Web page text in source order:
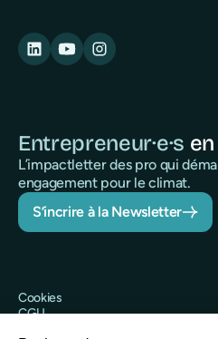
Entrepreneur·e·s
L’impactletter des pro qui
engagement pour le climat.
S’incrire à la Newsletter
Cookies
CGU